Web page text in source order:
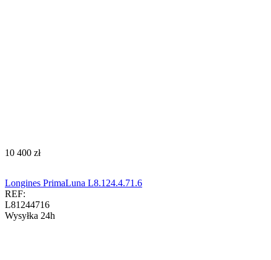
‍10 400‍ zł
Longines PrimaLuna L8.124.4.71.6
REF:
L81244716
Wysyłka 24h